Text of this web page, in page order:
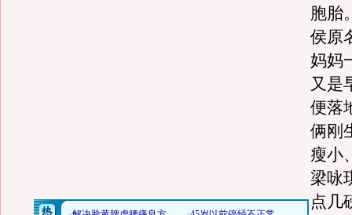
胞胎
侯原
妈妈
又是
便落
俩刚
瘦小
梁咏
点几